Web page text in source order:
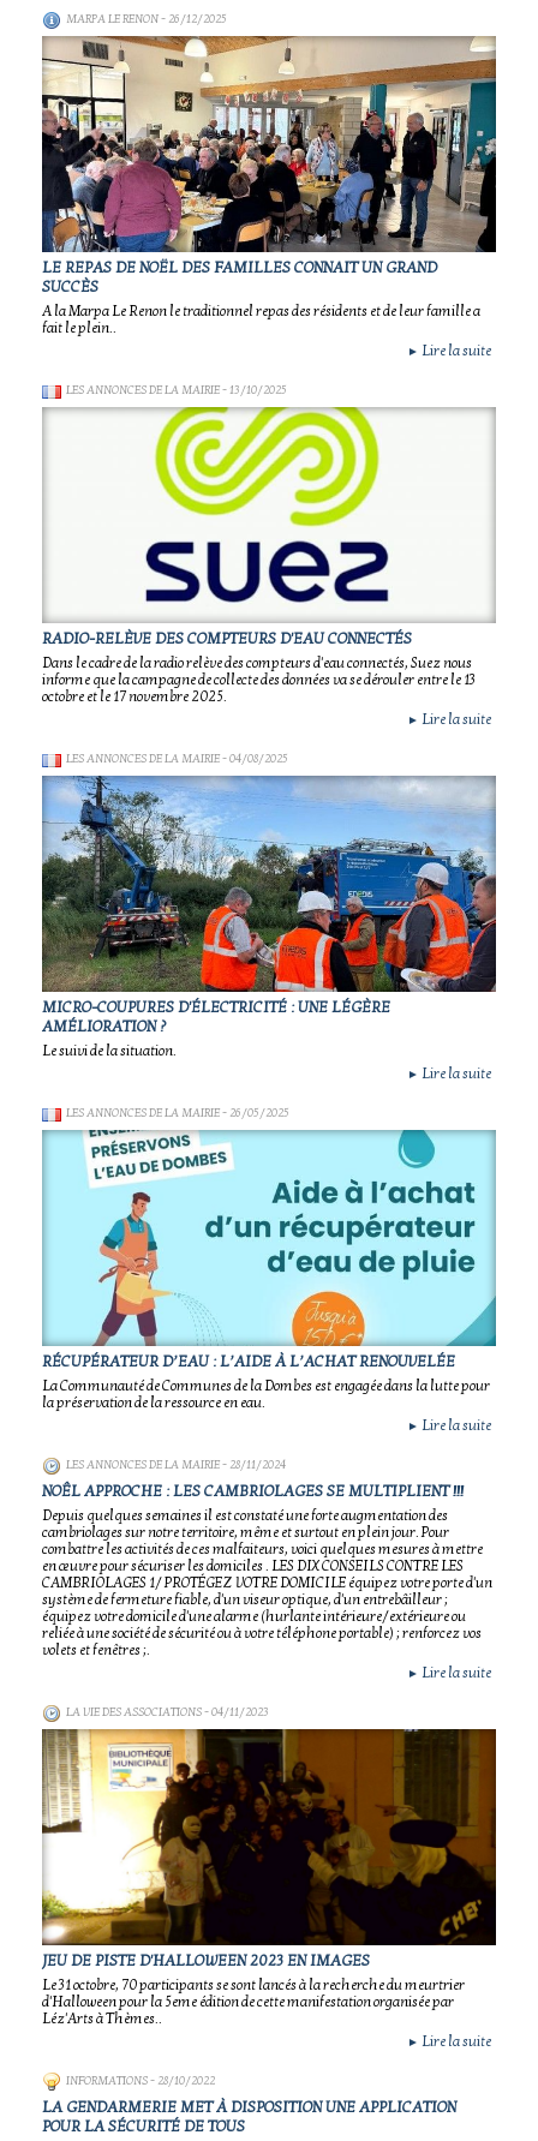
MARPA LE RENON- 26/12/2025
LE REPAS DE NOËL DES FAMILLES CONNAIT UN GRAND
SUCCÈS
A la Marpa Le Renon le traditionnel repas des résidents et de leur famille a
fait le plein..
► Lire la suite
LES ANNONCES DE LA MAIRIE- 13/10/2025
RADIO-RELÈVE DES COMPTEURS D'EAU CONNECTÉS
Dans le cadre de la radio relève des compteurs d'eau connectés, Suez nous
informe que la campagne de collecte des données va se dérouler entre le 13
octobre et le 17 novembre 2025.
► Lire la suite
LES ANNONCES DE LA MAIRIE- 04/08/2025
MICRO-COUPURES D'ÉLECTRICITÉ : UNE LÉGÈRE
AMÉLIORATION ?
Le suivi de la situation.
► Lire la suite
LES ANNONCES DE LA MAIRIE- 26/05/2025
RÉCUPÉRATEUR D’EAU : L’AIDE À L’ACHAT RENOUVELÉE
La Communauté de Communes de la Dombes est engagée dans la lutte pour
la préservation de la ressource en eau.
► Lire la suite
LES ANNONCES DE LA MAIRIE- 28/11/2024
NOÊL APPROCHE : LES CAMBRIOLAGES SE MULTIPLIENT !!!
Depuis quelques semaines il est constaté une forte augmentation des
cambriolages sur notre territoire, même et surtout en plein jour. Pour
combattre les activités de ces malfaiteurs, voici quelques mesures à mettre
en œuvre pour sécuriser les domiciles . LES DIX CONSEILS CONTRE LES
CAMBRIOLAGES 1/ PROTÉGEZ VOTRE DOMICILE équipez votre porte d'un
système de fermeture fiable, d'un viseur optique, d'un entrebâilleur ;
équipez votre domicile d'une alarme (hurlante intérieure/extérieure ou
reliée à une société de sécurité ou à votre téléphone portable) ; renforcez vos
volets et fenêtres ;.
► Lire la suite
LA VIE DES ASSOCIATIONS- 04/11/2023
JEU DE PISTE D'HALLOWEEN 2023 EN IMAGES
Le 31 octobre, 70 participants se sont lancés à la recherche du meurtrier
d'Halloween pour la 5eme édition de cette manifestation organisée par
Léz'Arts à Thèmes..
► Lire la suite
INFORMATIONS- 28/10/2022
LA GENDARMERIE MET À DISPOSITION UNE APPLICATION
POUR LA SÉCURITÉ DE TOUS